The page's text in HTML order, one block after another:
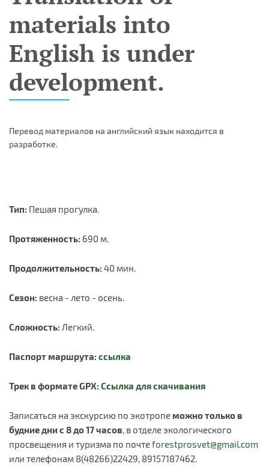
materials into
English is under
development.
Перевод материалов на английский язык находится в
разработке.
Тип: Пешая прогулка.
Протяженность: 690 м.
Продолжительность: 40 мин.
Сезон: весна - лето - осень.
Сложность: Легкий.
Паспорт маршрута: ссылка
Трек в формате GPX: Ссылка для скачивания
Записаться на экскурсию по экотропеможно только в
будние дни с 8 до 17 часов, в отделе экологического
просвещения и туризма по почтеforestprosvet@gmail.com
или телефонам 8(48266)22429, 89157187462.